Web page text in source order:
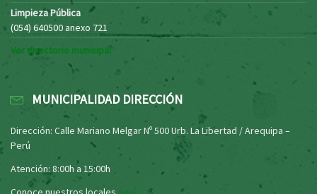
Limpieza Pública
(054) 640500 anexo 721
Ver directorio municipal
MUNICIPALIDAD DIRECCIÓN
Dirección: Calle Mariano Melgar Nº 500 Urb. La Libertad / Arequipa –
Perú
Atención: 8:00h a 15:00h